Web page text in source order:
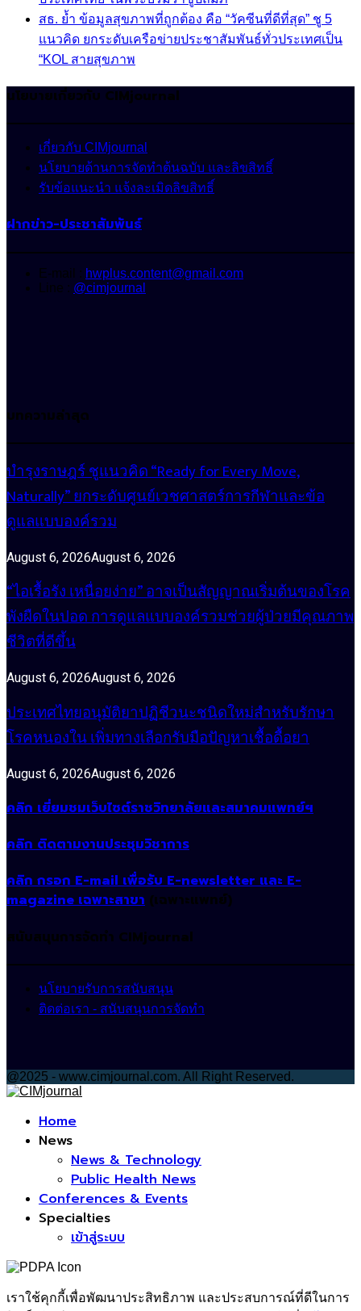
สธ. ย้ำ ข้อมูลสุขภาพที่ถูกต้อง คือ “วัคซีนที่ดีที่สุด” ชู 5
แนวคิด ยกระดับเครือข่ายประชาสัมพันธ์ทั่วประเทศเป็น
“KOL สายสุขภาพ
นโยบายเกี่ยวกับ CIMjournal
เกี่ยวกับ CIMjournal
นโยบายด้านการจัดทำต้นฉบับ และลิขสิทธิ์
รับข้อแนะนำ แจ้งละเมิดลิขสิทธิ์
ฝากข่าว-ประชาสัมพันธ์
E-mail : hwplus.content@gmail.com
Line : @cimjournal
บทความล่าสุด
บำรุงราษฎร์ ชูแนวคิด “Ready for Every Move,
Naturally” ยกระดับศูนย์เวชศาสตร์การกีฬาและข้อ
ดูแลแบบองค์รวม
August 6, 2026August 6, 2026
“ไอเรื้อรัง เหนื่อยง่าย” อาจเป็นสัญญาณเริ่มต้นของโรค
พังผืดในปอด การดูแลแบบองค์รวมช่วยผู้ป่วยมีคุณภาพ
ชีวิตที่ดีขึ้น
August 6, 2026August 6, 2026
ประเทศไทยอนุมัติยาปฏิชีวนะชนิดใหม่สำหรับรักษา
โรคหนองใน เพิ่มทางเลือกรับมือปัญหาเชื้อดื้อยา
August 6, 2026August 6, 2026
คลิก เยี่ยมชมเว็บไซต์ราชวิทยาลัยและสมาคมแพทย์ฯ
คลิก ติดตามงานประชุมวิชาการ
คลิก กรอก E-mail เพื่อรับ E-newsletter และ E-
magazine เฉพาะสาขา (เฉพาะแพทย์)
สนับสนุนการจัดทำ CIMjournal
นโยบายรับการสนับสนุน
ติดต่อเรา - สนับสนุนการจัดทำ
@2025 - www.cimjournal.com. All Right Reserved.
Home
News
News & Technology
Public Health News
Conferences & Events
Specialties
เข้าสู่ระบบ
เราใช้คุกกี้เพื่อพัฒนาประสิทธิภาพ และประสบการณ์ที่ดีในการ